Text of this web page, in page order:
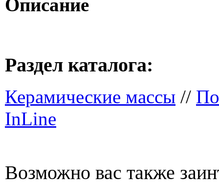
Описание
Раздел каталога:
Керамические массы //
InLine
Возможно вас также